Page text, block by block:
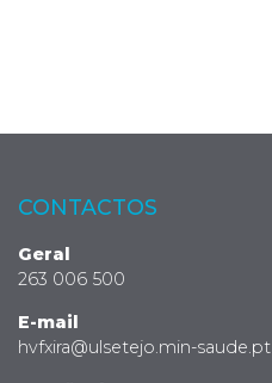
CONTACTOS
Geral
263 006 500
E-mail
hvfxira@ulsetejo.min-saude.pt